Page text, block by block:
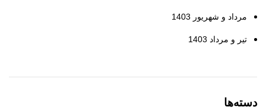
مرداد و شهریور 1403
تیر و مرداد 1403
دسته‌ها